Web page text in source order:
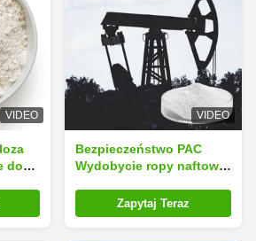
VIDEO
do
VIDEO
Bezpieczeństwo PAC
Wydobycie ropy naftowej
PAC Polimer ISO9001
Zapytaj Teraz